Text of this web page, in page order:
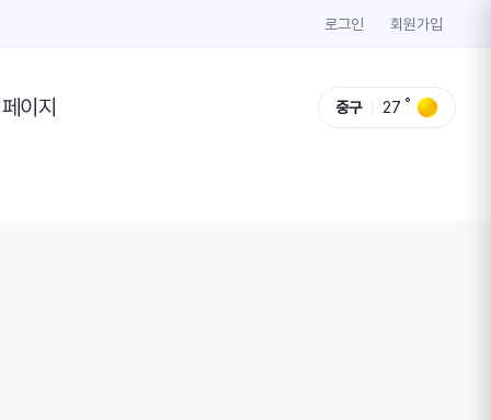
로그인 회원가입
이지 중구 27